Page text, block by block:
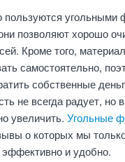
пользуются угольными
позволяют хорошо
Кроме того,
самостоятельно,
собственные
не всегда радует, но
увеличить. Угольные
о которых мы
и удобно.